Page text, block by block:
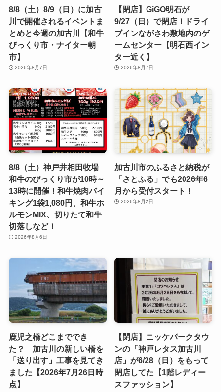
8/8（土）8/9（日）に加古
川で開催されるイベントま
とめと今週の加古川【和牛
びっくり市・ナイター朝
市】
2026年8月7日
【閉店】GiGO明石が
9/27（日）で閉店！ドライ
ブインながさわ敷地内のゲ
ームセンター【明石西イン
ター近く】
2026年8月7日
8/8（土）神戸井相田牧場
和牛のびっくり市が10時～
13時に開催！和牛焼肉バイ
キング1袋1,080円、和牛ホ
ルモンMIX、切りたて和牛
切落しなど！
2026年8月6日
加古川市のふるさと納税が
「さとふる」でも2026年6
月から受付スタート！
2026年8月2日
鹿児之橋どこまででき
た？ 加古川の新しい橋を
「送り出す」工事を見てき
ました【2026年7月26日時
点】
【閉店】ニッケパークタウ
ンの「神戸レタス加古川
店」が6/28（日）をもって
閉店してた【1階レディー
スファッション】